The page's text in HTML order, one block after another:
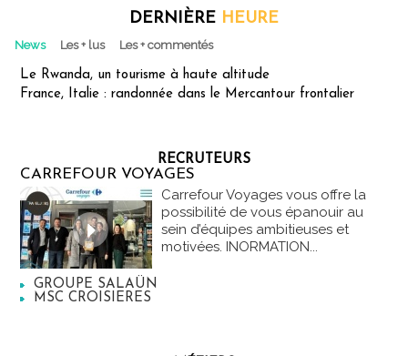
DERNIÈRE HEURE
News Les + lus Les + commentés
Le Rwanda, un tourisme à haute altitude
France, Italie : randonnée dans le Mercantour frontalier
RECRUTEURS
CARREFOUR VOYAGES
Carrefour Voyages vous offre la
possibilité de vous épanouir au
sein d’équipes ambitieuses et
motivées. INORMATION...
GROUPE SALAÜN
MSC CROISIERES